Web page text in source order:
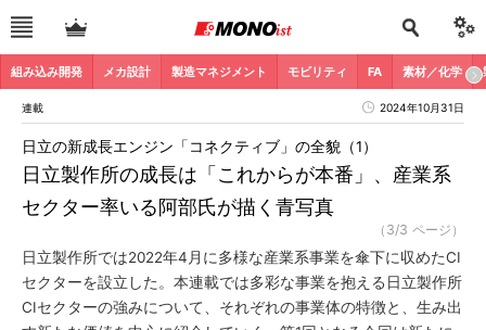
組み込み開発 メカ設計 製造マネジメント モビリティ FA 素材／化学
連載 2024年10月31日
日立製作所の成長は「これからが本番」、産業系
セクター率いる阿部氏が描く青写真
日立の新成長エンジン「コネクティブ」の全貌（1）
（3/3 ページ）
日立製作所では2022年4月に多様な産業系事業を傘下に収めたCI
セクターを設立した。本連載では多彩な事業を抱える日立製作所
CIセクターの強みについて、それぞれの事業体の特徴と、生み出